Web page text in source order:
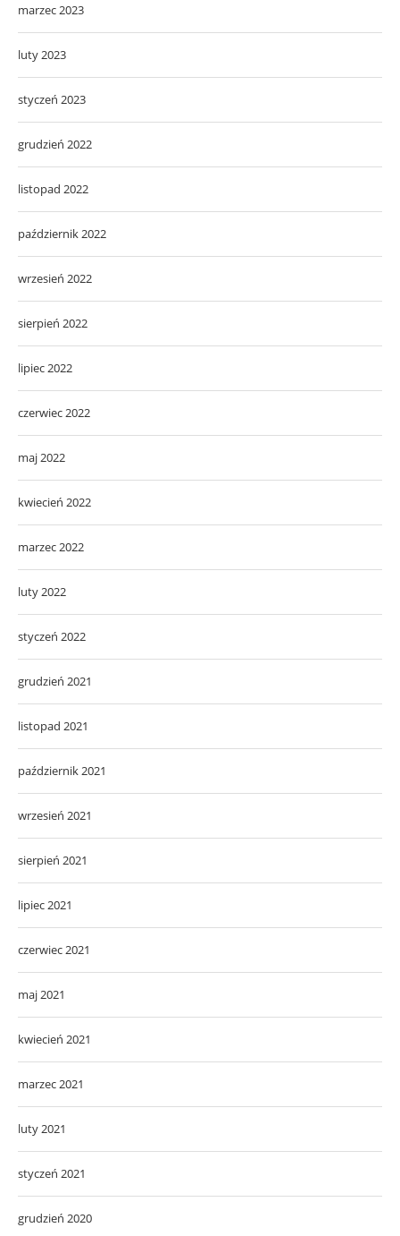
marzec 2023
luty 2023
styczeń 2023
grudzień 2022
listopad 2022
październik 2022
wrzesień 2022
sierpień 2022
lipiec 2022
czerwiec 2022
maj 2022
kwiecień 2022
marzec 2022
luty 2022
styczeń 2022
grudzień 2021
listopad 2021
październik 2021
wrzesień 2021
sierpień 2021
lipiec 2021
czerwiec 2021
maj 2021
kwiecień 2021
marzec 2021
luty 2021
styczeń 2021
grudzień 2020